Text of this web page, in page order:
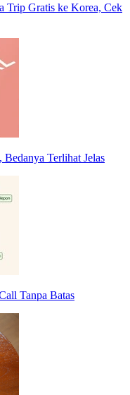
Trip Gratis ke Korea, Cek
Terlihat Jelas
Tanpa Batas